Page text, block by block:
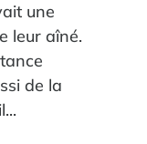
une
leur aîné.
de la